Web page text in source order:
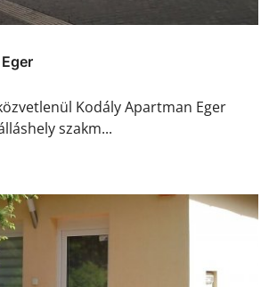
Kodály Apartman Eger
szakm...